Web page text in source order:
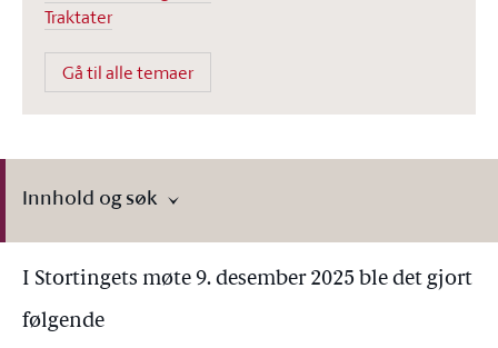
Traktater
Gå til alle temaer
Innhold og søk
I Stortingets møte 9. desember 2025 ble det gjort
følgende